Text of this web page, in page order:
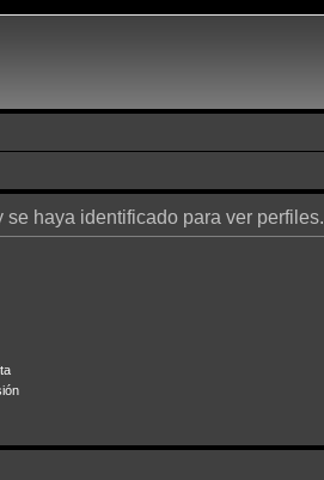
haya identificado para ver perfiles.